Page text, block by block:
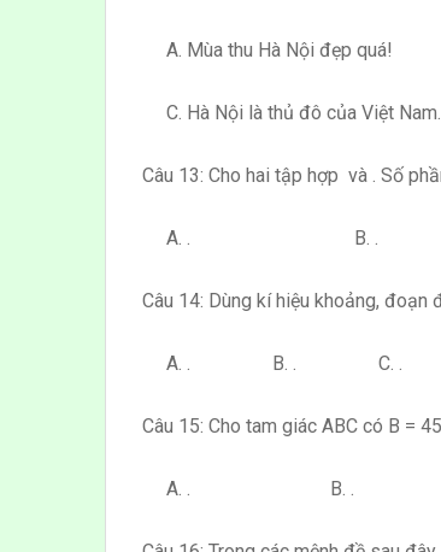
A. Mùa thu Hà Nội đẹp
C. Hà Nội là thủ đô của
Câu 13: Cho hai tập hợp và . Số
A. . B.
Câu 14: Dùng kí hiệu khoảng, đoạn
A. . B. . C. .
Câu 15: Cho tam giác ABC có B =
A. . B. .